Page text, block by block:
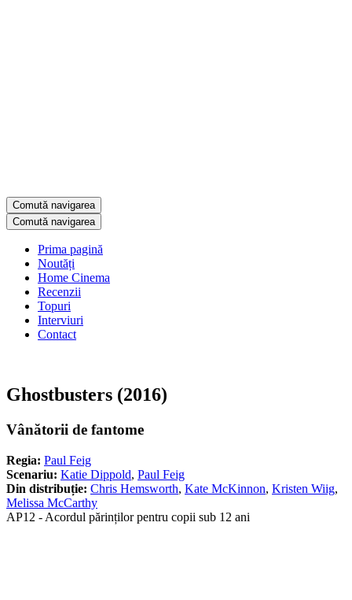
Comută navigarea
Comută navigarea
Prima pagină
Noutăți
Home Cinema
Recenzii
Topuri
Interviuri
Contact
Ghostbusters (2016)
Vânătorii de fantome
Regia: Paul Feig
Scenariu: Katie Dippold, Paul Feig
Din distribuție: Chris Hemsworth, Kate McKinnon, Kristen Wiig,
Melissa McCarthy
AP12 - Acordul părinților pentru copii sub 12 ani